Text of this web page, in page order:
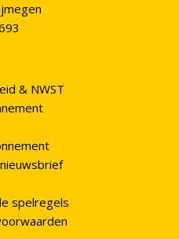
& NWST
spelregels